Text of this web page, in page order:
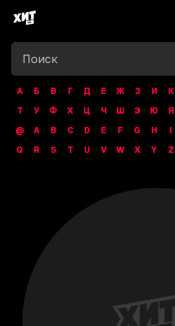
А Б В Г Д Е Ж З И К
Т
У Ф Х Ц Ч Ш Э Ю
Я
@
A B C D E F G H I
Q
R S T U V W X Y Z